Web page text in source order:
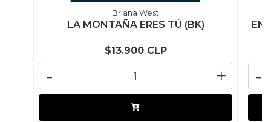
Briana West
LA MONTAÑA ERES TÚ (BK)
$13.900 CLP
- + -